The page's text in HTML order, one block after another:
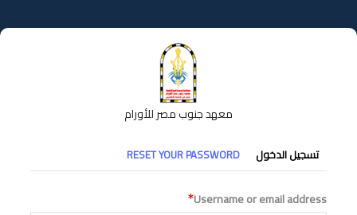
إلى
المحتوى
معهد جنوب مصر للأورام
التبويبات
الأساسية
تسجيل الدخول RESET YOUR PASSWORD
Username or email address